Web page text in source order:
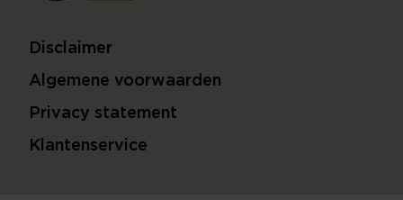
Disclaimer
Algemene voorwaarden
Privacy statement
Klantenservice